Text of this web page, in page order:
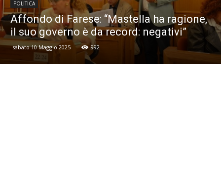
POLITICA
Affondo di Farese: “Mastella ha ragione,
il suo governo è da record: negativi”
sabato 10 Maggio 2025 992